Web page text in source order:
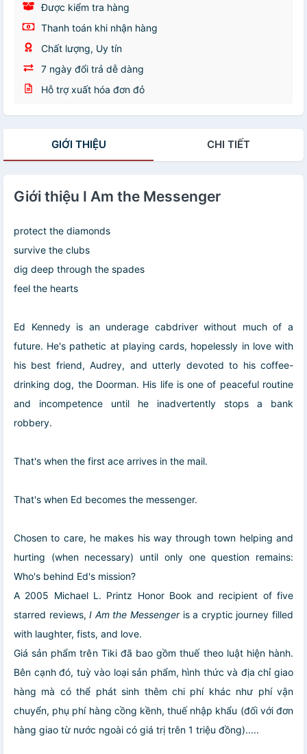
Được kiểm tra hàng
Thanh toán khi nhận hàng
Chất lượng, Uy tín
7 ngày đổi trả dễ dàng
Hỗ trợ xuất hóa đơn đỏ
GIỚI THIỆU CHI TIẾT
Giới thiệu I Am the Messenger
protect the diamonds
survive the clubs
dig deep through the spades
feel the hearts
Ed Kennedy is an underage cabdriver without much of a
future. He's pathetic at playing cards, hopelessly in love with
his best friend, Audrey, and utterly devoted to his coffee-
drinking dog, the Doorman. His life is one of peaceful routine
and incompetence until he inadvertently stops a bank
robbery.
That's when the first ace arrives in the mail.
That's when Ed becomes the messenger.
Chosen to care, he makes his way through town helping and
hurting (when necessary) until only one question remains:
Who's behind Ed's mission?
A 2005 Michael L. Printz Honor Book and recipient of five
starred reviews,I Am the Messengeris a cryptic journey filled
with laughter, fists, and love.
Giá sản phẩm trên Tiki đã bao gồm thuế theo luật hiện hành.
Bên cạnh đó, tuỳ vào loại sản phẩm, hình thức và địa chỉ giao
hàng mà có thể phát sinh thêm chi phí khác như phí vận
chuyển, phụ phí hàng cồng kềnh, thuế nhập khẩu (đối với đơn
hàng giao từ nước ngoài có giá trị trên 1 triệu đồng).....